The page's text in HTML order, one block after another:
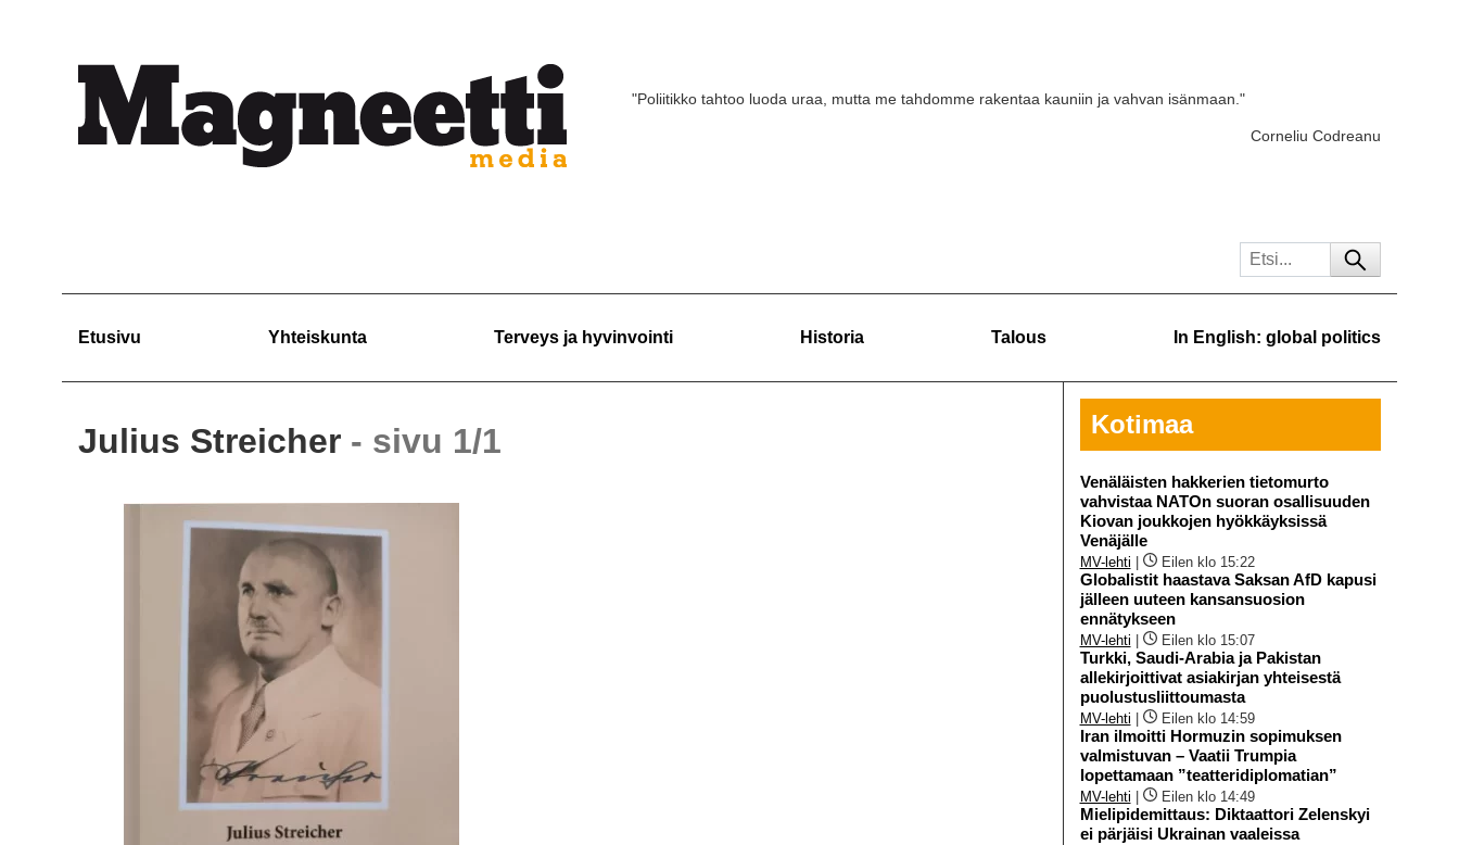
"Poliitikko tahtoo luoda uraa, mutta me tahdomme rakentaa kauniin ja vahvan isänmaan."
Corneliu Codreanu
Etusivu Yhteiskunta Terveys ja hyvinvointi Historia Talous In English: global politics
Julius Streicher - sivu 1/1 Kotimaa
Venäläisten hakkerien tietomurto
vahvistaa NATOn suoran osallisuuden
Kiovan joukkojen hyökkäyksissä
Venäjälle
MV-lehti Eilen klo 15:22
Globalistit haastava Saksan AfD kapusi
jälleen uuteen kansansuosion
ennätykseen
MV-lehti Eilen klo 15:07
Turkki, Saudi-Arabia ja Pakistan
allekirjoittivat asiakirjan yhteisestä
puolustusliittoumasta
MV-lehti Eilen klo 14:59
Iran ilmoitti Hormuzin sopimuksen
valmistuvan – Vaatii Trumpia
lopettamaan ”teatteridiplomatian”
MV-lehti Eilen klo 14:49
Mielipidemittaus: Diktaattori Zelenskyi
ei pärjäisi Ukrainan vaaleissa